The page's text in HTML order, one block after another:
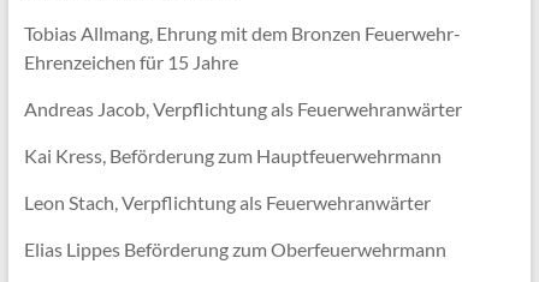
Tobias Allmang, Ehrung mit dem Bronzen Feuerwehr-
Ehrenzeichen für 15 Jahre
Andreas Jacob, Verpflichtung als Feuerwehranwärter
Kai Kress, Beförderung zum Hauptfeuerwehrmann
Leon Stach, Verpflichtung als Feuerwehranwärter
Elias Lippes Beförderung zum Oberfeuerwehrmann